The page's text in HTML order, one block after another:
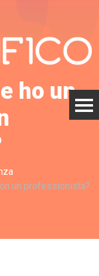
ho un
un professionista?